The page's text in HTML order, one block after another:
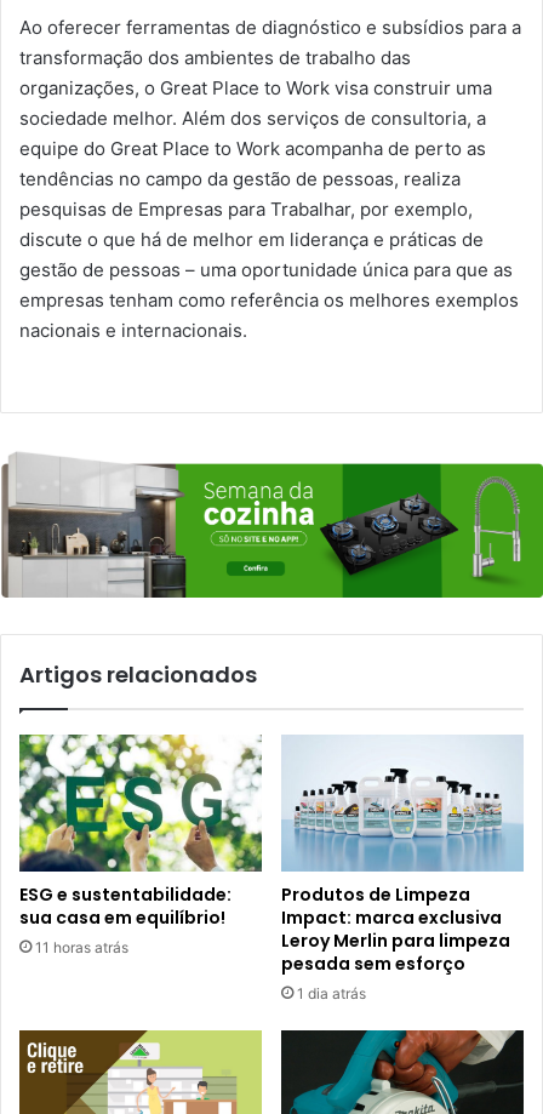
Ao oferecer ferramentas de diagnóstico e subsídios para a
transformação dos ambientes de trabalho das
organizações, o Great Place to Work visa construir uma
sociedade melhor. Além dos serviços de consultoria, a
equipe do Great Place to Work acompanha de perto as
tendências no campo da gestão de pessoas, realiza
pesquisas de Empresas para Trabalhar, por exemplo,
discute o que há de melhor em liderança e práticas de
gestão de pessoas – uma oportunidade única para que as
empresas tenham como referência os melhores exemplos
nacionais e internacionais.
Artigos relacionados
ESG e sustentabilidade:
sua casa em equilíbrio!
11 horas atrás
Produtos de Limpeza
Impact: marca exclusiva
Leroy Merlin para limpeza
pesada sem esforço
1 dia atrás